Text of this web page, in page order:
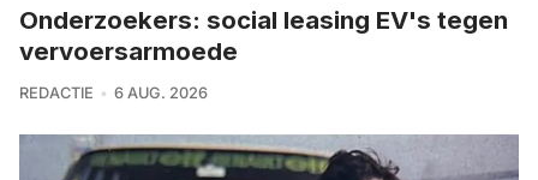
Onderzoekers: social leasing EV's tegen
vervoersarmoede
REDACTIE 6 AUG. 2026